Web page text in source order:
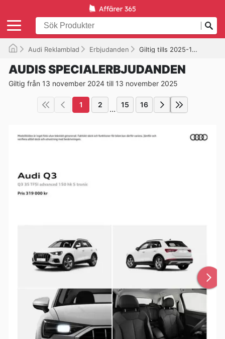
Audi Reklamblad Erbjudanden Giltig tills 2025-11-13
AUDIS SPECIALERBJUDANDEN
Giltig från 13 november 2024 till 13 november 2025
1 2 ... 15 16